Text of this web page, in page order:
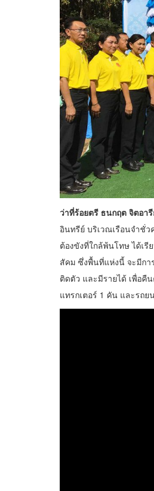
ว่าที่ร้อยตรี ธนกฤต จิตอา
อินทรีย์ บริเวณเรือนจำชั่
ต้องขังที่ใกล้พ้นโทษ ได้เรี
สัคม ซึ่งพื้นที่แห่งนี้ จะมีกา
ติดตัว และมีรายได้ เพื่อคื
แทรกเตอร์ 1 คัน และรถย